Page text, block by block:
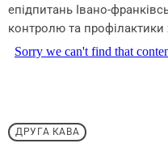
епідпитань Івано-
контролю та
ДРУГА КАВА